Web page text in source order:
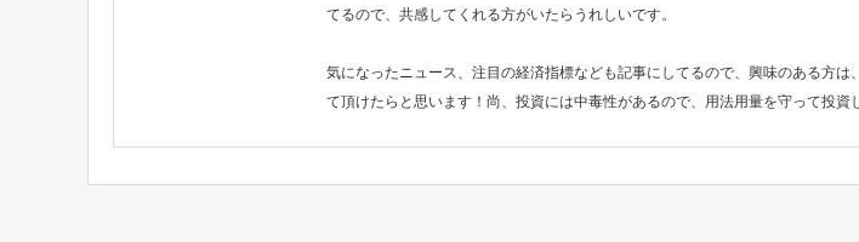
てるので、共感してくれる方がいたらうれしいです。
気になったニュース、注目の経済指標なども記事にしてるので、興味のある方は
て頂けたらと思います！尚、投資には中毒性があるので、用法用量を守って投資